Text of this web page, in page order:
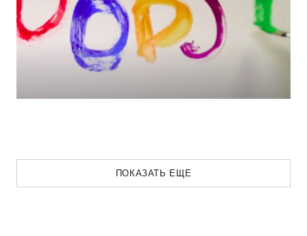
ПОКАЗАТЬ ЕЩЕ